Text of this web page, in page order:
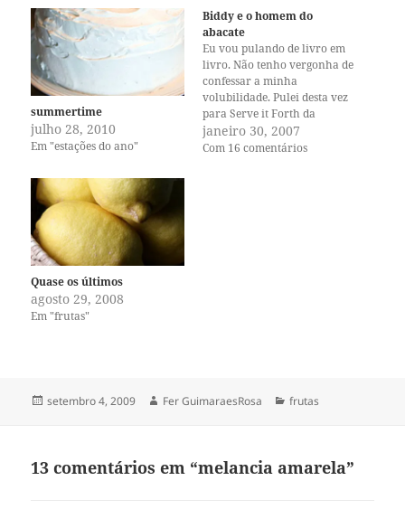
summertime
julho 28, 2010
Em "estações do ano"
Biddy e o homem do
abacate
Eu vou pulando de livro em
livro. Não tenho vergonha de
confessar a minha
volubilidade. Pulei desta vez
para Serve it Forth da
M.F.K.Fisher, e li um capítulo
muito apropriado entitulado
janeiro 30, 2007
Com 16 comentários
Quase os últimos
agosto 29, 2008
Em "frutas"
Publicado
setembro 4, 2009 Autor
Fer GuimaraesRosa Categorias
frutas
13 comentários em “melancia amarela”